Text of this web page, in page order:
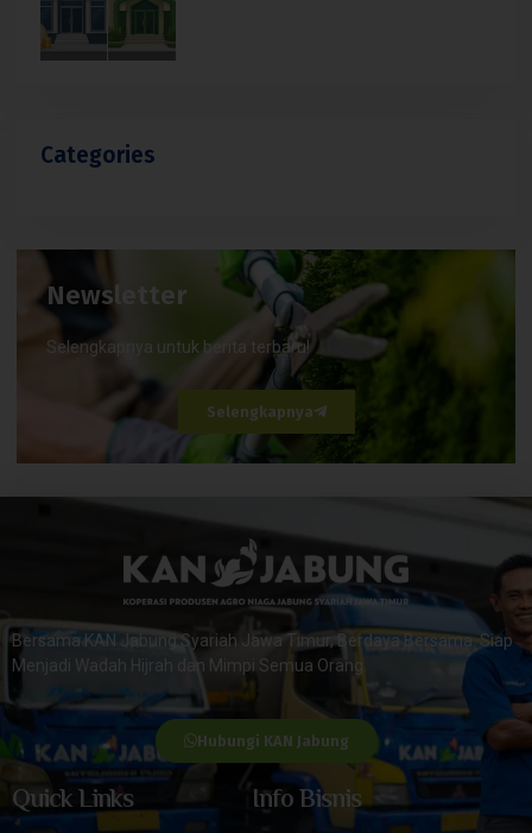
Categories
Newsletter
Selengkapnya untuk berita terbaru!
Selengkapnya
Bersama KAN Jabung Syariah Jawa Timur, Berdaya Bersama. Siap
Menjadi Wadah Hijrah dan Mimpi Semua Orang.
Hubungi KAN Jabung
Quick Links Info Bisnis